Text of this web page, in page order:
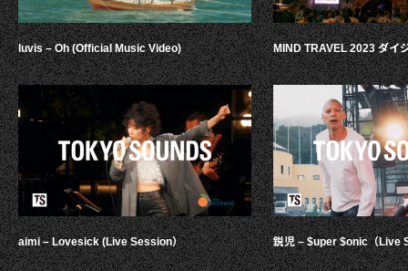
luvis – Oh (Official Music Video)
aimi – Lovesick (Live Session）
MIND TRAVEL 2023 ダイ
鋭児 – $uper $onic（Live